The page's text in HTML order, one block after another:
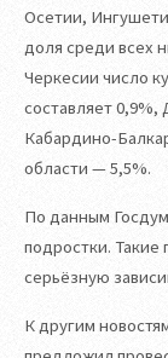
Осетии,
доля среди всех
Черкесии число
составляет
Кабардино-
области — 5,5%.
По данным
подростки. Такие
серьёзную
К другим